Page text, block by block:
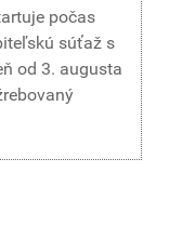
počas
súťaž s
od 3. augusta